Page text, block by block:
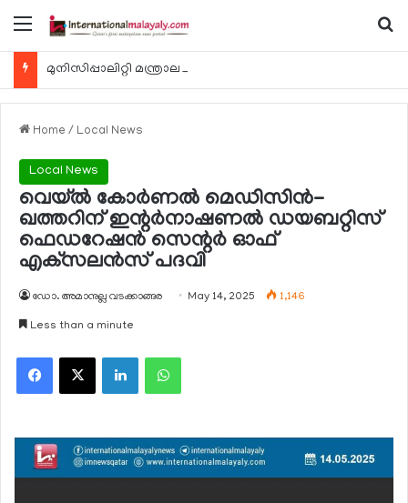
Menu
Home / Local News
Local News
വെയ്ല്‍ കോര്‍ണല്‍ മെഡിസിന്‍-
ഖത്തറിന് ഇന്റര്‍നാഷണല്‍ ഡയബറ്റിസ്
ഫെഡറേഷന്‍ സെന്റര്‍ ഓഫ്
എക്‌സലന്‍സ് പദവി
ഡോ. അമാനുല്ല വടക്കാങ്ങര May 14, 2025 1,146
Less than a minute
Facebook
X LinkedInWhatsApp